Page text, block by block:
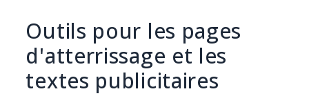
Outils pour les pages
d'atterrissage et les
textes publicitaires